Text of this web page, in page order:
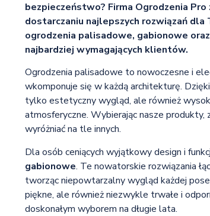
bezpieczeństwo? Firma Ogrodzenia
dostarczaniu najlepszych rozwiązań
ogrodzenia palisadowe, gabionowe
najbardziej wymagających klientów.
Ogrodzenia palisadowe to nowoczesne i
wkomponuje się w każdą architekturę.
tylko estetyczny wygląd, ale również
atmosferyczne. Wybierając nasze
wyróżniać na tle innych.
Dla osób ceniących wyjątkowy design i
gabionowe. Te nowatorskie rozwiązania
tworząc niepowtarzalny wygląd każdej
piękne, ale również niezwykle trwałe i
doskonałym wyborem na długie lata.